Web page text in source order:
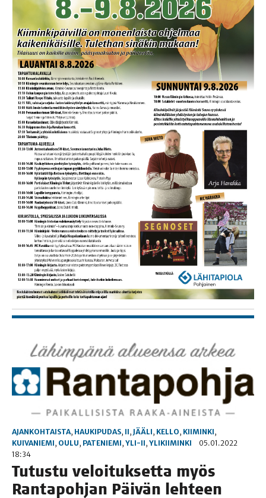
AJANKOHTAISTA, HAUKIPUDAS, II, JÄÄLI, KELLO, KIIMINKI,
KUIVANIEMI, OULU, PATENIEMI, YLI-II, YLIKIIMINKI
05.01.2022
18:34
Tutus­tu veloi­tuk­set­ta myös
Ran­ta­poh­jan Päi­vän lehteen